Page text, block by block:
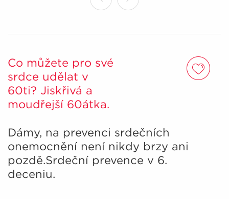
Co můžete pro své
srdce udělat v
60ti? Jiskřivá a
moudřejší 60átka.
Dámy, na prevenci srdečních
onemocnění není nikdy brzy ani
pozdě.Srdeční prevence v 6.
deceniu.